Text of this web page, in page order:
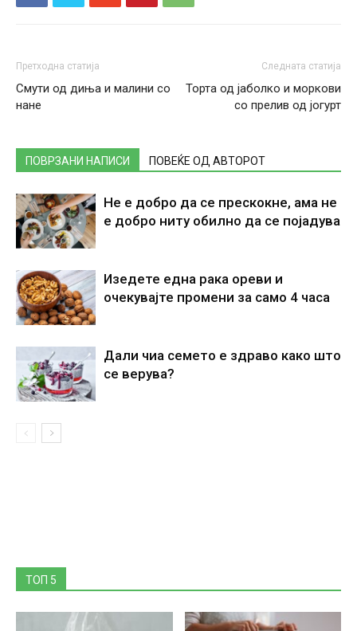
Претходна статија
Смути од диња и малини со
нане
Следната статија
Торта од јаболко и моркови
со прелив од јогурт
ПОВРЗАНИ НАПИСИ ПОВЕЌЕ ОД АВТОРОТ
Не е добро да се прескокне, ама не
е добро ниту обилно да се појадува
Изедете една рака ореви и
очекувајте промени за само 4 часа
Дали чиа семето е здраво како што
се верува?
ТОП 5